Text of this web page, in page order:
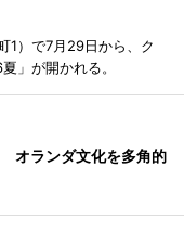
1）で7月29日から、ク
」が開かれる。
オランダ文化を多角的